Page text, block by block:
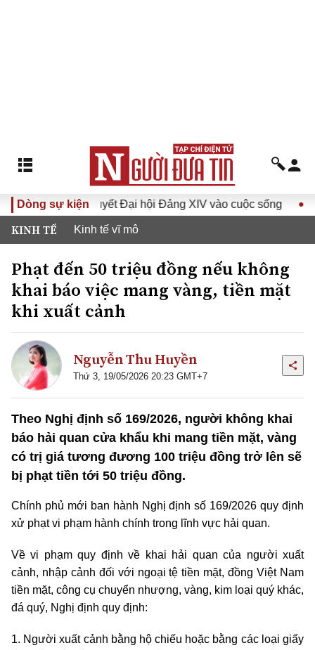
Dòng sự kiện
Nghị quyết Đại hội Đảng XIV vào cuộc sống Hướng
KINH TẾ Kinh tế vĩ mô
Phạt đến 50 triệu đồng nếu không
khai báo việc mang vàng, tiền mặt
khi xuất cảnh
Nguyễn Thu Huyền
Thứ 3, 19/05/2026 20:23 GMT+7
Theo Nghị định số 169/2026, người không khai
báo hải quan cửa khẩu khi mang tiền mặt, vàng
có trị giá tương đương 100 triệu đồng trở lên sẽ
bị phạt tiền tới 50 triệu đồng.
Chính phủ mới ban hành Nghị định số 169/2026 quy định
xử phạt vi phạm hành chính trong lĩnh vực hải quan.
Về vi phạm quy định về khai hải quan của người xuất
cảnh, nhập cảnh đối với ngoại tệ tiền mặt, đồng Việt Nam
tiền mặt, công cụ chuyển nhượng, vàng, kim loại quý khác,
đá quý, Nghị định quy định:
1. Người xuất cảnh bằng hộ chiếu hoặc bằng các loại giấy